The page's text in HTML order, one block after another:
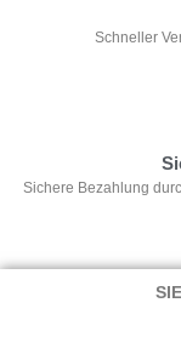
Schneller
Sichere Bezahlung